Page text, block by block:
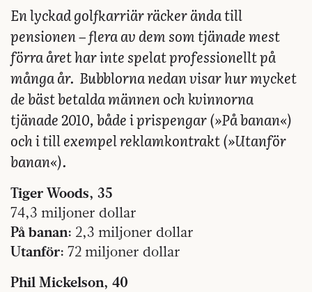
En lyckad golfkarriär räcker ända till
pensionen – flera av dem som tjänade mest
förra året har inte spelat professionellt på
många år. Bubblorna nedan visar hur mycket
de bäst betalda männen och kvinnorna
tjänade 2010, både i prispengar (»På banan«)
och i till exempel reklamkontrakt (»Utanför
banan«).
Tiger Woods, 35
74,3 miljoner dollar
På banan: 2,3 miljoner dollar
Utanför: 72 miljoner dollar
Phil Mickelson, 40